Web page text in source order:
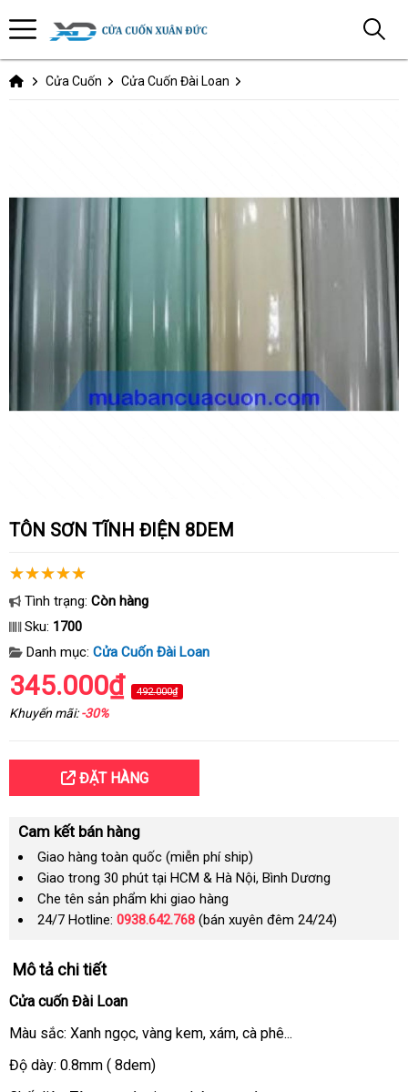
Cửa Cuốn Cửa Cuốn Đài Loan
TÔN SƠN TĨNH ĐIỆN 8DEM
Tình trạng: Còn hàng
Sku: 1700
Danh mục: Cửa Cuốn Đài Loan
345.000₫ 492.000₫
Khuyến mãi:-30%
ĐẶT HÀNG
Cam kết bán hàng
Giao hàng toàn quốc (miễn phí ship)
Giao trong 30 phút tại HCM & Hà Nội, Bình Dương
Che tên sản phẩm khi giao hàng
24/7 Hotline: 0938.642.768 (bán xuyên đêm 24/24)
Mô tả chi tiết
Cửa cuốn Đài Loan
Màu sắc: Xanh ngọcdịch
, vàng kemgiá
, xámcó
, cà phê...
Độ dày: 0.8mm ( 8dem)